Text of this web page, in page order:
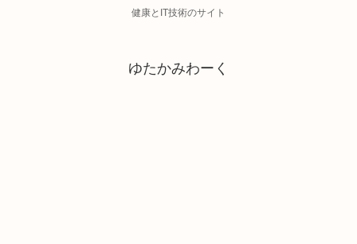
健康とIT技術のサイト
ゆたかみわーく